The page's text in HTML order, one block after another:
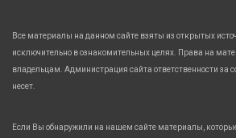
Все материалы на данном сайте взяты из открытых
исключительно в ознакомительных целях. Права на
владельцам. Администрация сайта ответственности за
несет.
Если Вы обнаружили на нашем сайте материалы,